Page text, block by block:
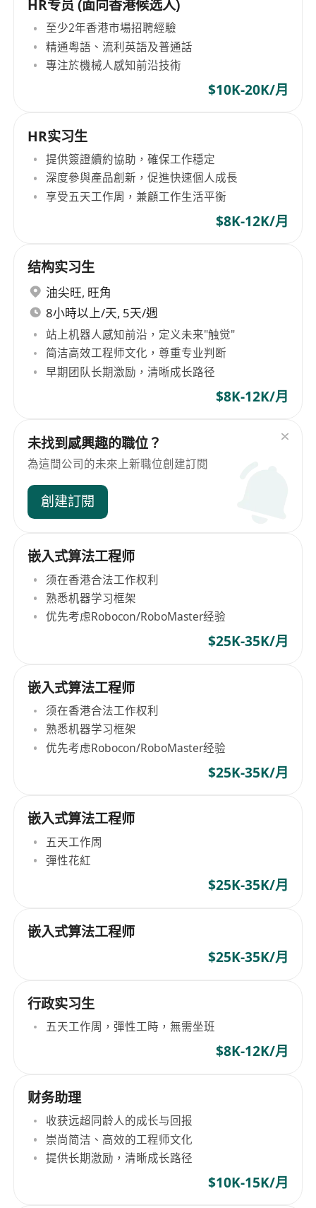
HR专员 (面向香港候选人)
至少2年香港市場招聘經驗
精通粵語、流利英語及普通話
專注於機械人感知前沿技術
$10K-20K/月
HR实习生
提供簽證續約協助，確保工作穩定
深度參與產品創新，促進快速個人成長
享受五天工作周，兼顧工作生活平衡
$8K-12K/月
结构实习生
油尖旺, 旺角
8小時以上/天, 5天/週
站上机器人感知前沿，定义未来"触觉"
简洁高效工程师文化，尊重专业判断
早期团队长期激励，清晰成长路径
$8K-12K/月
未找到感興趣的職位？
為這間公司的未來上新職位創建訂閱
創建訂閱
嵌入式算法工程师
须在香港合法工作权利
熟悉机器学习框架
优先考虑Robocon/RoboMaster经验
$25K-35K/月
嵌入式算法工程师
须在香港合法工作权利
熟悉机器学习框架
优先考虑Robocon/RoboMaster经验
$25K-35K/月
嵌入式算法工程师
五天工作周
彈性花紅
$25K-35K/月
嵌入式算法工程师
$25K-35K/月
行政实习生
五天工作周，彈性工時，無需坐班
$8K-12K/月
财务助理
收获远超同龄人的成长与回报
崇尚简洁、高效的工程师文化
提供长期激励，清晰成长路径
$10K-15K/月